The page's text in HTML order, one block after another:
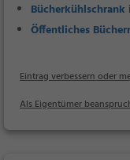
Bücherkühlschrank
Öffentliches
Eintrag verbessern oder
Als Eigentümer